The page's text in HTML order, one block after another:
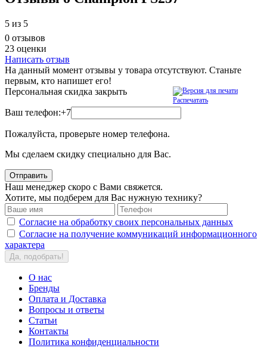
5 из 5
0 отзывов
23 оценки
Написать отзыв
На данный момент отзывы у товара отсутствуют. Станьте
первым, кто напишет его!
Распечатать
Персональная скидка закрыть
Ваш телефон:+7
Пожалуйста, проверьте номер телефона.
Мы сделаем скидку специально для Вас.
Отправить
Наш менеджер скоро с Вами свяжется.
Хотите, мы подберем для Вас нужную технику?
Согласие на обработку своих персональных данных
Согласие на получение коммуникаций информационного
характера
Да, подобрать!
О нас
Бренды
Оплата и Доставка
Вопросы и ответы
Статьи
Контакты
Политика конфиденциальности